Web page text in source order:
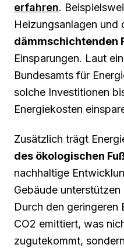
erfahren.
Heizungsanlagen und
dämmschichtenden
Einsparungen. Laut
Bundesamts für
solche Investitionen
Energiekosten
Zusätzlich trägt
des ökologischen
nachhaltige
Gebäude unterstützen
Durch den geringeren
CO2 emittiert, was
zugutekommt,